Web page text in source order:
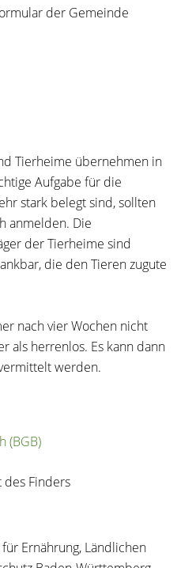
der Gemeinde
Tierheime übernehmen in
Aufgabe für die
stark belegt sind, sollten
anmelden. Die
der Tierheime sind
die den Tieren zugute
nach vier Wochen nicht
als herrenlos. Es kann dann
werden.
(BGB)
des Finders
Ernährung, Ländlichen